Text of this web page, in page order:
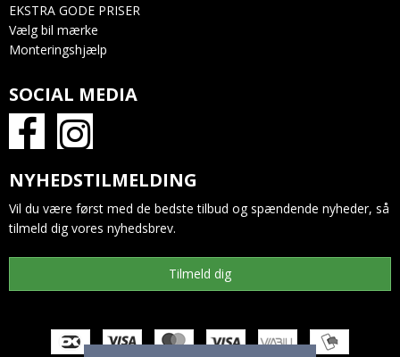
EKSTRA GODE PRISER
Vælg bil mærke
Monteringshjælp
SOCIAL MEDIA
NYHEDSTILMELDING
Vil du være først med de bedste tilbud og spændende nyheder, så
tilmeld dig vores nyhedsbrev.
Tilmeld dig